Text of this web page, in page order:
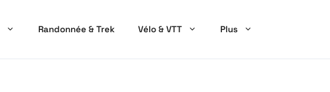
Randonnée & Trek Vélo & VTT Plus